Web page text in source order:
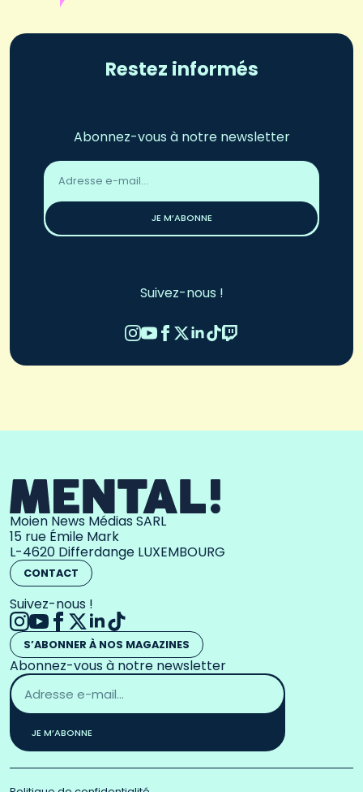
Restez informés
Abonnez-vous à notre newsletter
Adresse
email
JE M’ABONNE
Suivez-nous !
Moien News Médias SARL
15 rue Émile Mark
L-4620 Differdange LUXEMBOURG
CONTACT
Suivez-nous !
S’ABONNER À NOS MAGAZINES
Abonnez-vous à notre newsletter
Adresse
email
*
JE M’ABONNE